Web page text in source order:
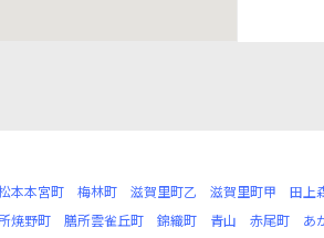
本本宮町 梅林町 滋賀里町乙 滋賀里町甲 田上
焼野町 膳所雲雀丘町 錦織町 青山 赤尾町 あ